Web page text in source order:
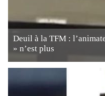
Deuil à la TFM :
» n’est plus